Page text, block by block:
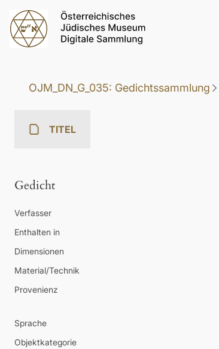
OJM_DN_G_035: Gedichtssammlung
TITEL
Gedicht
Verfasser
Enthalten in
Dimensionen
Material/Technik
Provenienz
Sprache
Objektkategorie